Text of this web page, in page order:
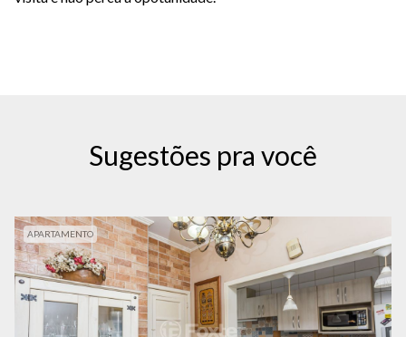
Sugestões pra você
APARTAMENTO